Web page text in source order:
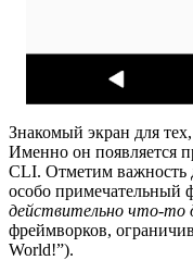
Знакомый экран для
Именно он появляется
CLI. Отметим важность
особо примечательный
действительно что-то
фреймворков,
World!”).